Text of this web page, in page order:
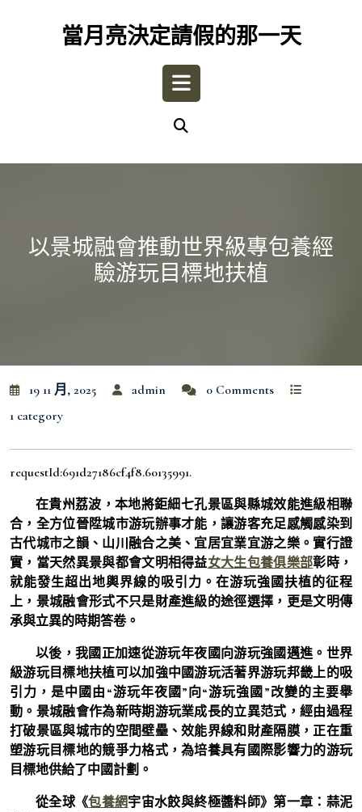
當月亮決定請假的那一天
Open
以景城融會推動世界級專包養經
驗游玩目標地扶植
19 11 月, 2025 admin
0 Comments
1 category
requestId:691d27186cf4f8.60135991.
在貴州荔波，本地將鉅細七孔景區與縣城效能進級相聯
合，全方位晉陞城市游玩辦事才能，讓游客充足感觸感染到
古代城市之韻、山川融合之美、宜居宜業宜游之樂。實行證
實，當天然異景與都會文明相得益女大生包養俱樂部彰時，
就能發生超出地輿界線的吸引力。在游玩強國扶植的征程
上，景城融會形式不只是財產進級的途徑選擇，更是文明傳
承與立異的時期答卷。
以後，我國正加速從游玩年夜國向游玩強國邁進。世界
級游玩目標地扶植可以加強中國游玩活著界游玩邦畿上的吸
引力，是中國由“游玩年夜國”向“游玩強國”改變的主要舉
動。景城融會作為新時期游玩業成長的立異范式，經由過程
打破景區與城市的空間壁壘、效能界線和財產隔膜，正在重
塑游玩目標地的競爭力格式，為培養具有國際影響力的游玩
目標地供給了中國計劃。
從全球《包養網宇宙水餃與終極醬料師》第一章：蒜泥